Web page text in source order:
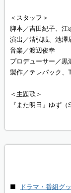
＜スタッフ＞
脚本／吉田紀子、江
演出／清弘誠、池澤
音楽／渡辺俊幸
プロデューサー／黒
製作／テレパック、
＜主題歌＞
『また明日』ゆず（
ドラマ・番組グ